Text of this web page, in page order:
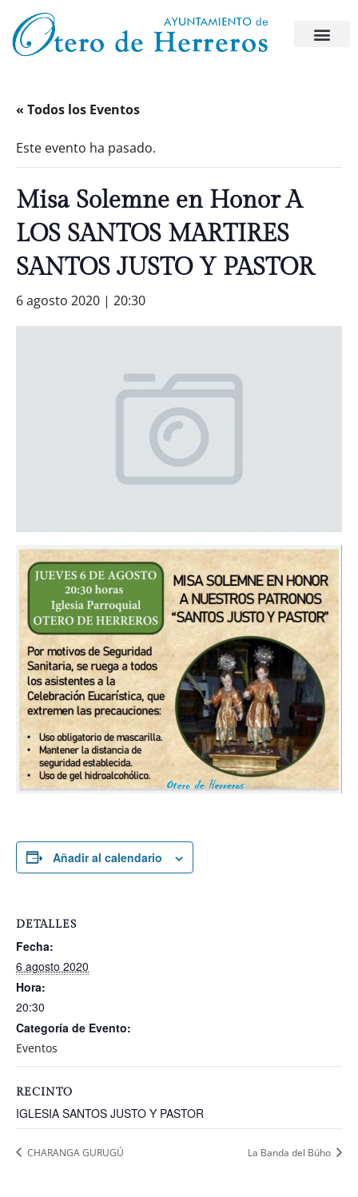
« Todos los Eventos
Este evento ha pasado.
Misa Solemne en Honor A
LOS SANTOS MARTIRES
SANTOS JUSTO Y PASTOR
6 agosto 2020 | 20:30
Añadir al calendario
DETALLES
Fecha:
6 agosto 2020
Hora:
20:30
Categoría de Evento:
Eventos
RECINTO
IGLESIA SANTOS JUSTO Y PASTOR
CHARANGA GURUGÚ La Banda del Búho